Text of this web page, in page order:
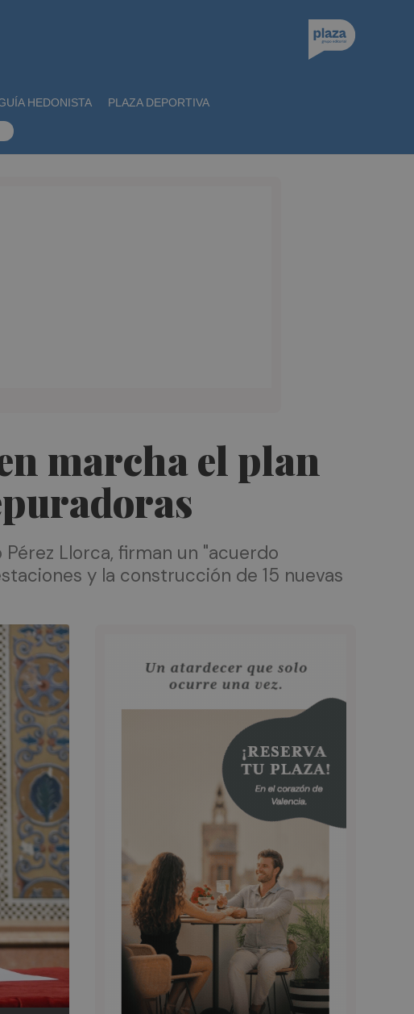
HEDONISTA PLAZA DEPORTIVA
marcha el plan
Llorca, firman un "acuerdo
y la construcción de 15 nuevas